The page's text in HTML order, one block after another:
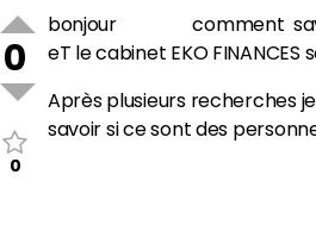
0
0
bonjour comment savoir
eT le cabinet EKO
Après plusieurs recherches
savoir si ce sont des